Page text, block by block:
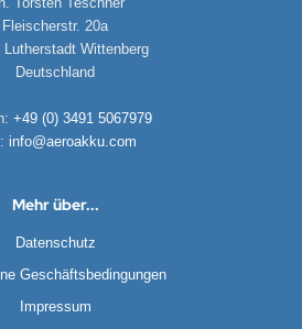
Fleischerstr. 20a
Lutherstadt Wittenberg
Deutschland
+49 (0) 3491 5067979
info@aeroakku.com
Mehr über...
Datenschutz
Geschäftsbedingungen
Impressum